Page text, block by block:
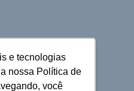
e tecnologias
nossa Política de
você